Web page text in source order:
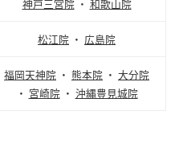
神戸三宮院 ・ 和歌山院
松江院 ・ 広島院
福岡天神院 ・ 熊本院 ・ 大分院
・ 宮崎院 ・ 沖縄豊見城院